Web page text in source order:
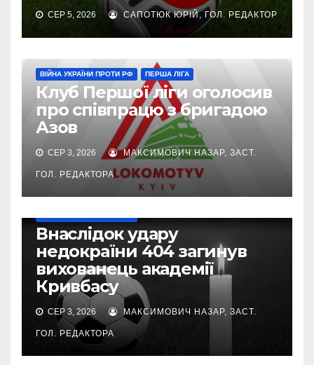
СЕР 5, 2026 САПОТЮК ЮРІЙ, ГОЛ. РЕДАКТОР
ВІЙНА УКРАЇНИ ПРОТИ РФ ПЕРША ЛІГА
Клуб Першої ліги оголосив
про співпрацю з бригадою
Азов
СЕР 3, 2026 МАКСИМОВИЧ НАЗАР, ЗАСТ.
ГОЛ. РЕДАКТОРА
Внаслідок удару
недокраїни 404 загинув
вихованець академії
Кривбасу
СЕР 3, 2026 МАКСИМОВИЧ НАЗАР, ЗАСТ.
ГОЛ. РЕДАКТОРА